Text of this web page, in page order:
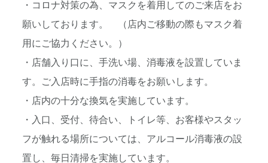
・コロナ対策の為、マスクを着用してのご来店をお
願いしておりま す。 （店内ご移動の際もマスク着
用にご協力ください。）
・店舗入り口に、手洗い場、消毒液を設置していま
す。ご入店時に手指の消毒をお願いします。
・店内の十分な換気を実施しています。
・入口、受付、待合い、トイレ等、お客様やスタッ
フが触れる場所については、アルコール消毒液の設
置し、 毎日清掃を実施しています。